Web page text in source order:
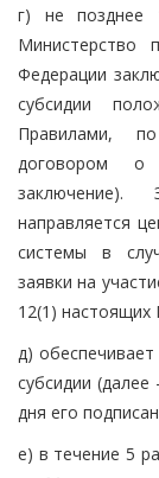
г) не позднее
Министерство
Федерации
субсидии
Правилами,
договором о
направляется
системы в
заявки на
12(1) настоящих
д)
субсидии
дня его
е) в течение 5